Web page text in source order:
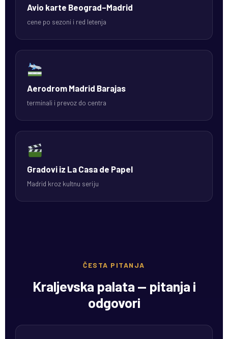
Avio karte Beograd–Madrid
cene po sezoni i red letenja
Aerodrom Madrid Barajas
terminali i prevoz do centra
Gradovi iz La Casa de Papel
Madrid kroz kultnu seriju
ČESTA PITANJA
Kraljevska palata — pitanja i
odgovori